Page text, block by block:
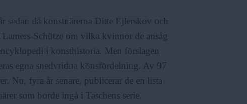
sedan då konstnärerna Ditte Ejlerskov och
Schütze om vilka kvinnor de ansåg
i konsthistoria. Men förslagen
egna snedvridna könsfördelning. Av 97
Nu, fyra år senare, publicerar de en lista
som borde ingå i Taschens serie.